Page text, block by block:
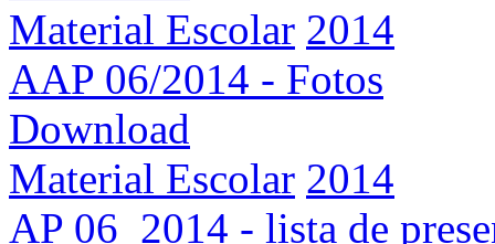
Material Escolar 2014
AAP 06/2014 - Fotos
Download
Material Escolar 2014
AP 06_2014 - lista de